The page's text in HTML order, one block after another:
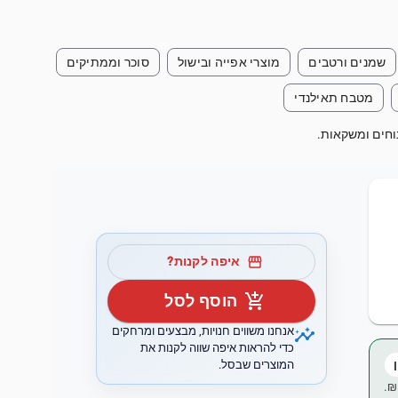
שמנים ורטבים מוצרי אפייה ובישול סוכר וממתיקים
מטבח תאילנדי
storefront איפה לקנות?
add_shopping_cart הוסף לסל
insightsאנחנו משווים חנויות, מבצעים ומרחקים
כדי להראות איפה שווה לקנות את
המוצרים שבסל.